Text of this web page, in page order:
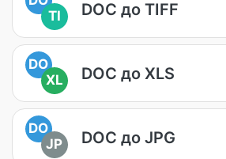
TI
DOC до TIFF
DO
XL
DOC до XLS
DO
JP
DOC до JPG